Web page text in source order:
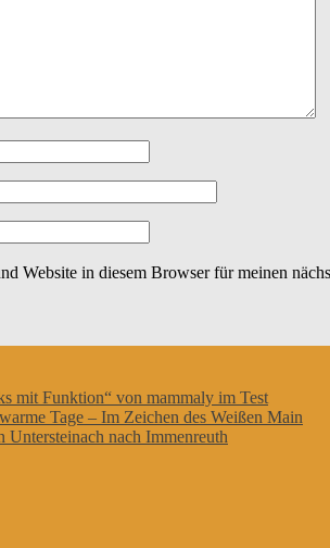
Website in diesem Browser für meinen
mit Funktion“ von mammaly im Test
Tage – Im Zeichen des Weißen Main
Untersteinach nach Immenreuth